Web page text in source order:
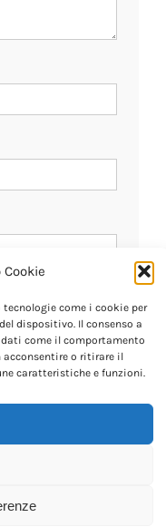
come i cookie per
dispositivo. Il consenso a
come il comportamento
acconsentire o ritirare il
caratteristiche e funzioni.